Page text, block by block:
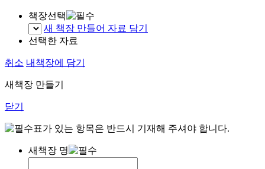
책장선택
새 책장 만들어 자료 담기
선택한 자료
취소 내책장에 담기
새책장 만들기
닫기
표가 있는 항목은 반드시 기재해 주셔야 합니다.
새책장 명